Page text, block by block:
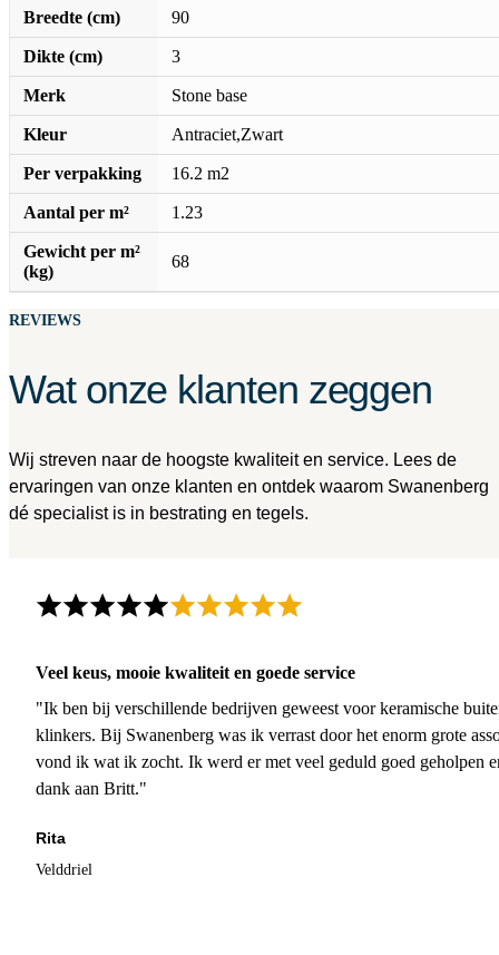
Breedte (cm) 90
Dikte (cm) 3
Merk Stone base
Kleur Antraciet,Zwart
Per verpakking 16.2 m2
Aantal per m² 1.23
Gewicht per m²
(kg)
68
REVIEWS
Wat onze klanten zeggen
Wij streven naar de hoogste kwaliteit en service. Lees de
ervaringen van onze klanten en ontdek waarom Swanenberg
dé specialist is in bestrating en tegels.
Veel keus, mooie kwaliteit en goede service
"Ik ben bij verschillende bedrijven geweest voor keramische
klinkers. Bij Swanenberg was ik verrast door het enorm grote
vond ik wat ik zocht. Ik werd er met veel geduld goed geholpen
dank aan Britt."
Rita
Velddriel